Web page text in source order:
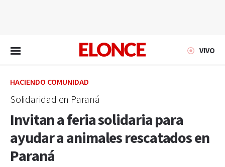
VIVO
HACIENDO COMUNIDAD
Solidaridad en Paraná
Invitan a feria solidaria para
ayudar a animales rescatados en
Paraná